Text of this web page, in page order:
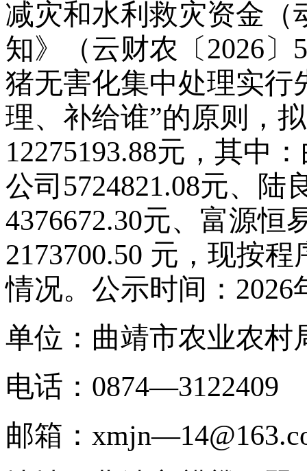
减灾和水利救灾资金（
知》（云财农〔2026
猪无害化集中处理实行
理、补给谁”的原则，
12275193.88元，其中
公司5724821.08元、
4376672.30元、富源恒
2173700.50 元，现按
情况。公示时间：2026
单位：曲靖市农业农
电话：0874—3122409
邮箱：